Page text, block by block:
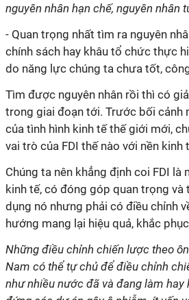
nguyên nhân hạn chế, nguyên nhân
- Quan trọng nhất tìm ra nguyên
chính sách hay khâu tổ chức thực
do năng lực chúng ta chưa tốt,
Tìm được nguyên nhân rồi thì có
trong giai đoạn tới. Trước bối cảnh
của tình hình kinh tế thế giới mới,
vai trò của FDI thế nào với nền kinh
Chúng ta nên khẳng định coi FDI là
kinh tế, có đóng góp quan trọng
dụng nó nhưng phải có điều chỉnh
hướng mang lại hiệu quả, khắc
Những điều chỉnh chiến lược theo
Nam có thể tự chủ để điều chỉnh
như nhiều nước đã và đang làm hay